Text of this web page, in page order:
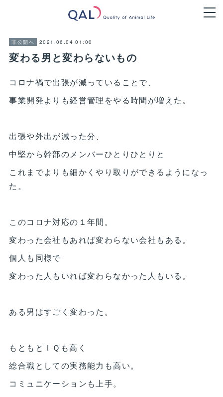
非公開へ 2021.06.04 01:00
変わる男と変わらないもの
コロナ禍で出張が減っていることで、
事業開発よりも経営管理をやる時間が増えた。
出張や外出が減った分、
中堅から幹部のメンバーひとりひとりと
これまでよりも細かくやり取りができるようになっ
た。
このコロナ対応の１年間。
変わった会社もあれば変わらない会社もある。
個人も同様で
変わった人もいれば変わらなかった人もいる。
ある男はすごく変わった。
もともとＩＱも高く
総合職としての実務能力も高い。
コミュニケーションも上手。